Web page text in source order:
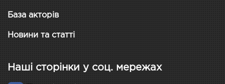
База акторів
Новини та статті
Наші сторінки у соц. мережах